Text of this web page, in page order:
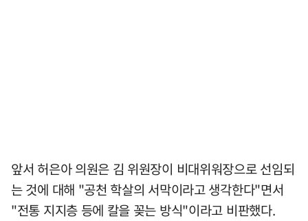
앞서 허은아 의원은 김 위원장이 비대위워장으로 선임되
는 것에 대해 "공천 학살의 서막이라고 생각한다"면서
"전통 지지층 등에 칼을 꽂는 방식"이라고 비판했다.